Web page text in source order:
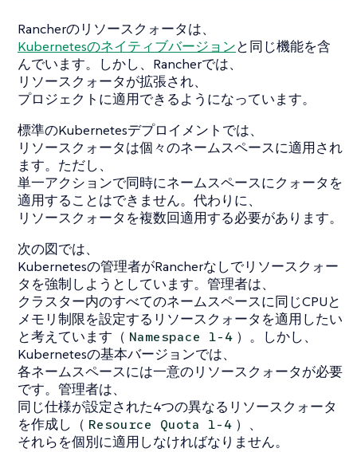
Rancherのリソースクォータは、
Kubernetesのネイティブバージョンと同じ機能を含
んでいます。しかし、Rancherでは、
リソースクォータが拡張され、
プロジェクトに適用できるようになっています。
標準のKubernetesデプロイメントでは、
リソースクォータは個々のネームスペースに適用され
ます。ただし、
単一アクションで同時にネームスペースにクォータを
適用することはできません。代わりに、
リソースクォータを複数回適用する必要があります。
次の図では、
Kubernetesの管理者がRancherなしでリソースクォー
タを強制しようとしています。管理者は、
クラスター内のすべてのネームスペースに同じCPUと
メモリ制限を設定するリソースクォータを適用したい
と考えています（ Namespace 1-4 ）。しかし、
Kubernetesの基本バージョンでは、
各ネームスペースには一意のリソースクォータが必要
です。管理者は、
同じ仕様が設定された4つの異なるリソースクォータ
を作成し（ Resource Quota 1-4 ）、
それらを個別に適用しなければなりません。